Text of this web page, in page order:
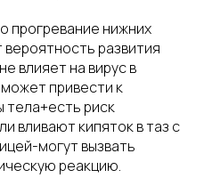
прогревание нижних
развития
влияет на вирус в
привести к
риск
вливают кипяток в таз с
могут вызвать
реакцию.